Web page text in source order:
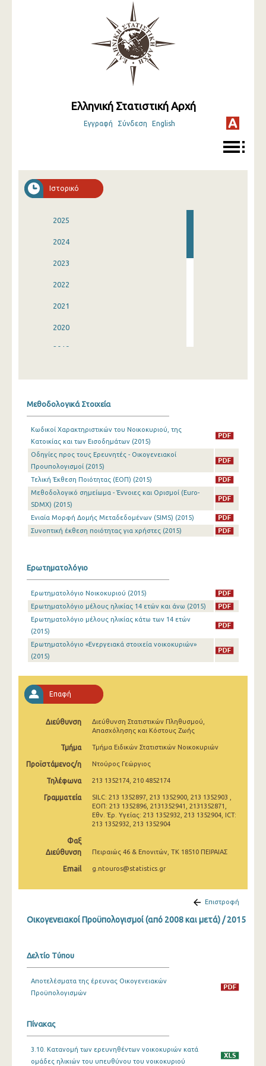
Ελληνική Στατιστική Αρχή
Εγγραφή Σύνδεση English
Ιστορικό
2025
2024
2023
2022
2021
2020
2019
2015
2014
2013
2012
2011
2009
Μεθοδολογικά Στοιχεία
Κωδικοί Χαρακτηριστικών του Νοικοκυριού, της
Κατοικίας και των Εισοδημάτων (2015)
Οδηγίες προς τους Ερευνητές - Οικογενειακοί
Προυπολογισμοί (2015)
Τελική Έκθεση Ποιότητας (ΕΟΠ) (2015)
Μεθοδολογικό σημείωμα - Έννοιες και Ορισμοί (Euro-
SDMX) (2015)
Ενιαία Μορφή Δομής Μεταδεδομένων (SIMS) (2015)
Συνοπτική έκθεση ποιότητας για χρήστες (2015)
Ερωτηματολόγιο
Ερωτηματολόγιο Νοικοκυριού (2015)
Ερωτηματολόγιο μέλους ηλικίας 14 ετών και άνω (2015)
Ερωτηματολόγιο μέλους ηλικίας κάτω των 14 ετών
(2015)
Ερωτηματολόγιο «Ενεργειακά στοιχεία νοικοκυριών»
(2015)
Επαφή
Διεύθυνση
Διεύθυνση Στατιστικών Πληθυσμού,
Απασχόλησης και Κόστους Ζωής
Τμήμα Τμήμα Ειδικών Στατιστικών Νοικοκυριών
Προϊστάμενος/η Ντούρος Γεώργιος
Τηλέφωνα 213 1352174, 210 4852174
Γραμματεία
SILC: 213 1352897, 213 1352900, 213 1352903 ,
ΕΟΠ: 213 1352896, 2131352941, 2131352871,
Εθν. Έρ. Υγείας: 213 1352932, 213 1352904, ICT:
213 1352932, 213 1352904
Φαξ
Διεύθυνση
Πειραιώς 46 & Επονιτών, ΤΚ 18510 ΠΕΙΡΑΙΑΣ
Email g.ntouros@statistics.gr
Επιστροφή
Οικογενειακοί Προϋπολογισμοί (από 2008 και μετά) / 2015
Δελτίο Τύπου
Αποτελέσματα της έρευνας Οικογενειακών
Προϋπολογισμών
Πίνακας
3.10. Κατανομή των ερευνηθέντων νοικοκυριών κατά
ομάδες ηλικιών του υπευθύνου του νοικοκυριού